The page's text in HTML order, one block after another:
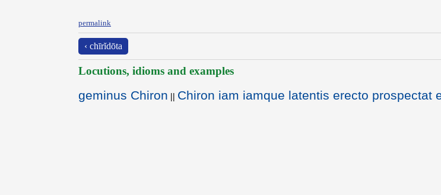
permalink
‹ chīrĭdōta
Locutions, idioms and examples
geminus Chiron || Chiron iam iamque latentis erecto prospectat